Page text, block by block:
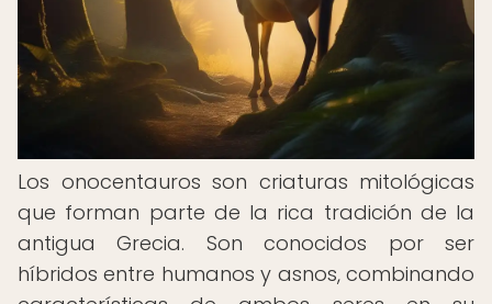
Los onocentauros son criaturas mitológicas
que forman parte de la rica tradición de la
antigua Grecia. Son conocidos por ser
híbridos entre humanos y asnos, combinando